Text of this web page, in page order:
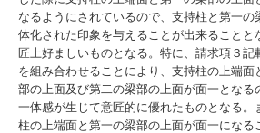
なるようにされているので、支持柱と第一の
体化された印象を与えることが出来ることと
匠上好ましいものとなる。特に、請求項３記
を組み合わせることにより、支持柱の上端面
部の上面及び第二の梁部の上面が面一となる
一体感が生じて意匠的に優れたものとなる。
柱の上端面と第一の梁部の上面が面一になる